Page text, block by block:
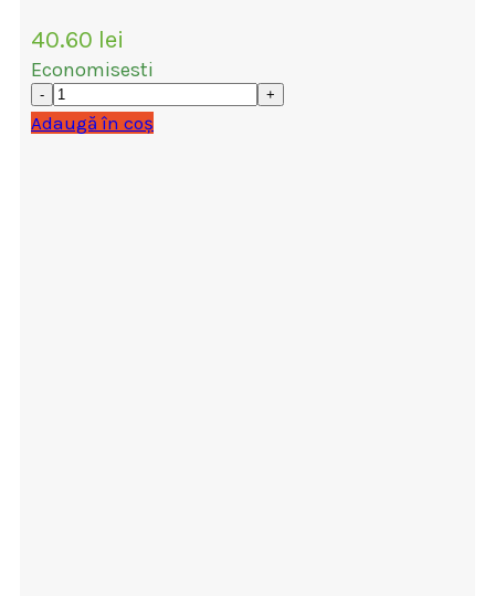
40.60 lei
Economisesti
Adaugă în coș